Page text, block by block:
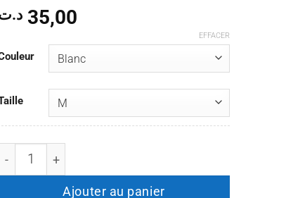
35,00
EFFACER
quantité de T-shirt Walter White Say my name
Ajouter au panier